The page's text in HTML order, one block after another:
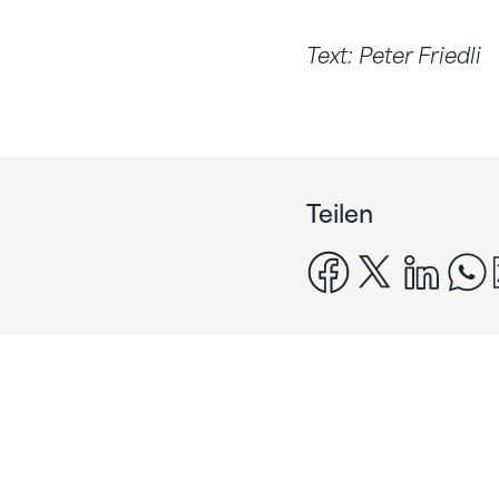
Text: Peter Friedli
Teilen
facebook
x